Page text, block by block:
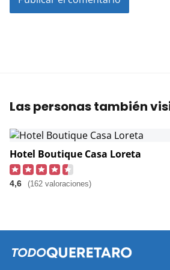
Las personas también
Hotel Boutique Casa Loreta
4,6 (162 valoraciones)